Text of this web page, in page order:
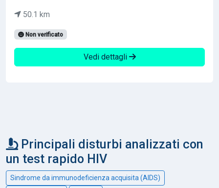
50.1 km
Non verificato
Vedi dettagli
Principali disturbi analizzati con
un test rapido HIV
Sindrome da immunodeficienza acquisita (AIDS)